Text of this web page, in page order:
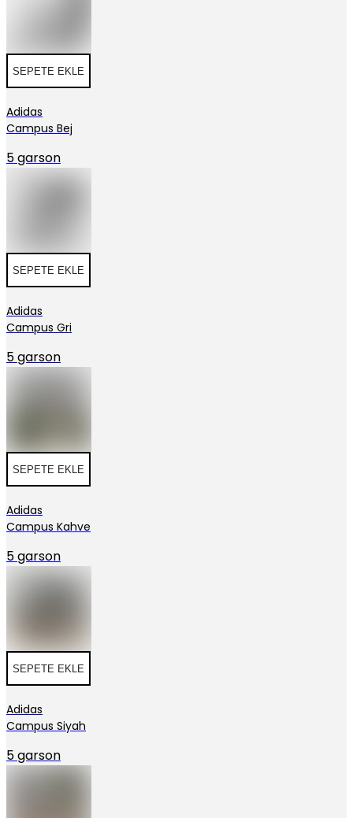
SEPETE EKLE
Adidas
Campus Bej
5 garson
SEPETE EKLE
Adidas
Campus Gri
5 garson
SEPETE EKLE
Adidas
Campus Kahve
5 garson
SEPETE EKLE
Adidas
Campus Siyah
5 garson